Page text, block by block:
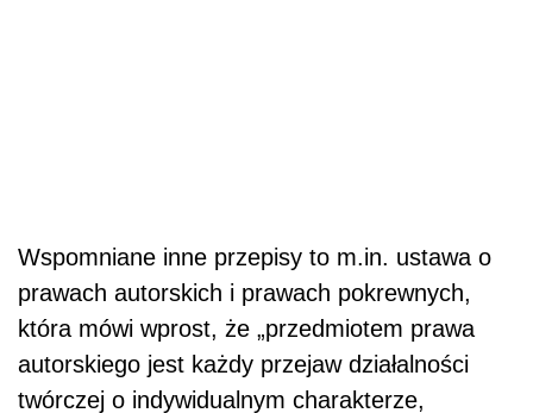
Wspomniane inne przepisy to m.in. ustawa o
prawach autorskich i prawach pokrewnych,
która mówi wprost, że „przedmiotem prawa
autorskiego jest każdy przejaw działalności
twórczej o indywidualnym charakterze,